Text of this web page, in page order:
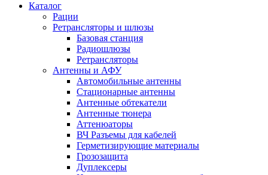
Каталог
Рации
Ретрансляторы и шлюзы
Базовая станция
Радиошлюзы
Ретрансляторы
Антенны и АФУ
Автомобильные антенны
Стационарные антенны
Антенные обтекатели
Антенные тюнера
Аттенюаторы
ВЧ Разъемы для кабелей
Герметизирующие материалы
Грозозащита
Дуплексеры